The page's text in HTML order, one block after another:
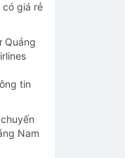
có giá rẻ
Quảng
tin
Nam